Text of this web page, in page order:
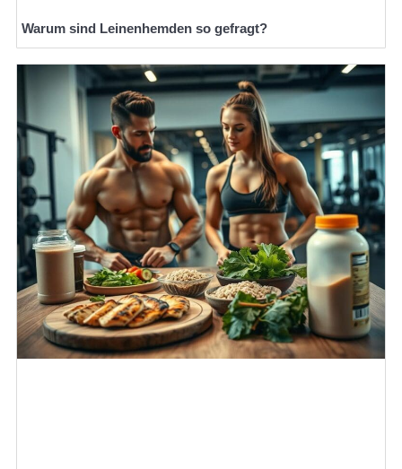
Warum sind Leinenhemden so gefragt?